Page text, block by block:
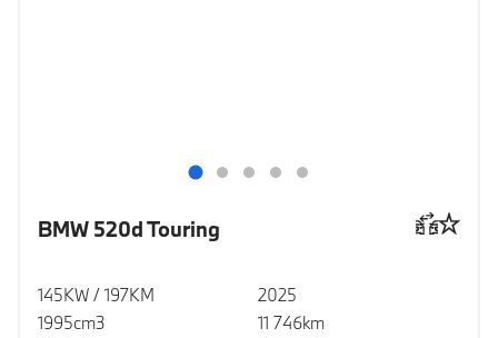
BMW 520d Touring
145KW / 197KM
1995cm3
2025
11 746km